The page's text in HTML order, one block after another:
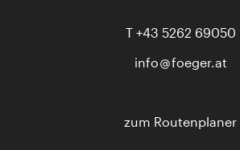
T +43 5262 69050
info
foeger.at
zum Routenplaner